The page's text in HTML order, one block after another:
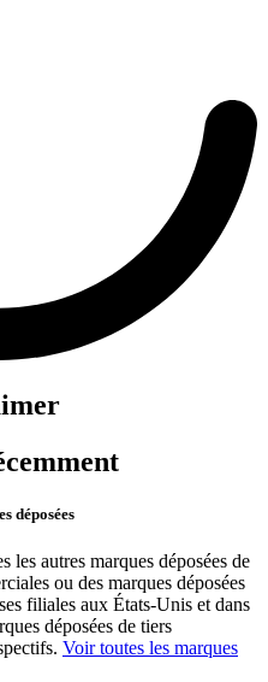
déposées
autres marques déposées de
ou des marques déposées
filiales aux États-Unis et dans
déposées de tiers
Voir toutes les marques